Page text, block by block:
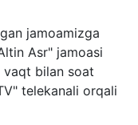
jamoamizga
Asr" jamoasi
bilan soat
telekanali orqali